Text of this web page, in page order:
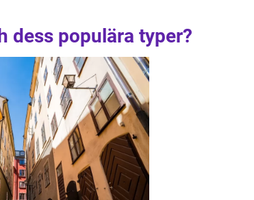
dess populära typer?